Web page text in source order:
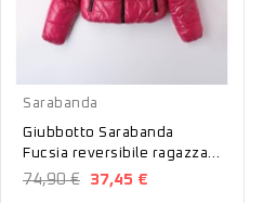
Sarabanda
Giubbotto Sarabanda
Fucsia reversibile ragazza
A623
74,90 € 37,45 €